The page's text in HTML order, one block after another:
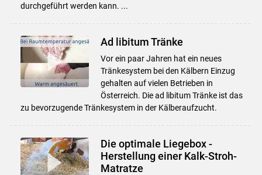
durchgeführt werden kann. ...
Ad libitum Tränke
Vor ein paar Jahren hat ein neues
Tränkesystem bei den Kälbern Einzug
gehalten auf vielen Betrieben in
Österreich. Die ad libitum Tränke ist das
zu bevorzugende Tränkesystem in der Kälberaufzucht.
Die optimale Liegebox -
Herstellung einer Kalk-Stroh-
Matratze